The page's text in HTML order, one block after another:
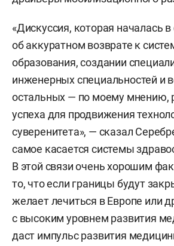
«Дискуссия, которая началась
об аккуратном возврате к
образования, создании
инженерных специальностей и
остальных — по моему мнению,
успеха для продвижения
суверенитета», — сказал
самое касается системы
В этой связи очень хорошим
то, что если границы будут
желает лечиться в Европе или
с высоким уровнем развития
даст импульс развития